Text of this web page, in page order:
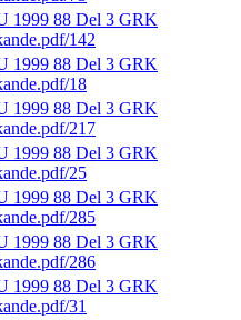
1999 88 Del 3 GRK
142
1999 88 Del 3 GRK
18
1999 88 Del 3 GRK
217
1999 88 Del 3 GRK
25
1999 88 Del 3 GRK
285
1999 88 Del 3 GRK
286
1999 88 Del 3 GRK
31